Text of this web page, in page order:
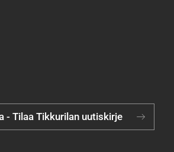
- Tilaa Tikkurilan uutiskirje